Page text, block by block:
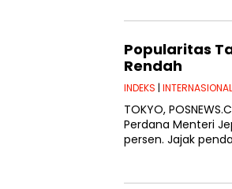
Popularitas
Rendah
INDEKS | INTERNASIONAL
TOKYO,
Perdana Menteri
persen. Jajak